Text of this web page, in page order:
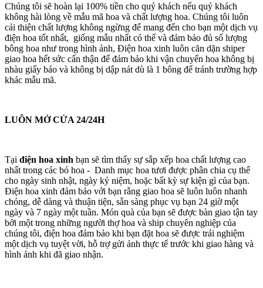
Chúng tôi sẽ hoàn lại 100% tiền cho quý khách nếu quý khách
không hài lòng về mẫu mã hoa và chất lượng hoa. Chúng tôi luôn
cải thiện chất lượng không ngừng để mang đến cho bạn một dịch vụ
điện hoa tốt nhất, giống mẫu nhất có thể và đảm bảo đủ số lượng
bông hoa như trong hình ảnh, Điện hoa xinh luôn căn dặn shiper
giao hoa hết sức cẩn thận để đảm bảo khi vận chuyển hoa không bị
nhàu giấy báo và không bị dập nát dù là 1 bông để tránh trường hợp
khác mẫu mã.
LUÔN MỞ CỬA 24/24H
Tại điện hoa xinh bạn sẽ tìm thấy sự sắp xếp hoa chất lượng cao
nhất trong các bó hoa - Danh mục hoa tươi được phân chia cụ thể
cho ngày sinh nhật, ngày kỷ niệm, hoặc bất kỳ sự kiện gì của bạn.
Điện hoa xinh đảm bảo với bạn rằng giao hoa sẽ luôn luôn nhanh
chóng, dễ dàng và thuận tiện, sẵn sàng phục vụ bạn 24 giờ một
ngày và 7 ngày một tuần. Món quà của bạn sẽ được bàn giao tận tay
bởi một trong những người thợ hoa và ship chuyên nghiệp của
chúng tôi, điện hoa đảm bảo khi bạn đặt hoa sẽ được trải nghiệm
một dịch vụ tuyệt vời, hỗ trợ gửi ảnh thực tế trước khi giao hàng và
hình ảnh khi đã giao nhận.